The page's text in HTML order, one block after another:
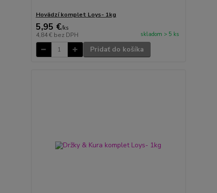
Hovädzí komplet Loys- 1kg
5,95 €/ks
4,84 € bez DPH skladom > 5 ks
Pridať do košíka